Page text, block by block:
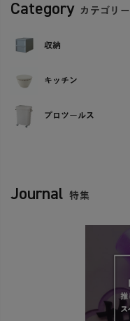
Category カテゴリー
収納
キッチン
プロツールス
Journal 特集